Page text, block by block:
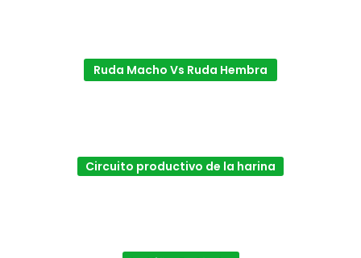
Ruda Macho Vs Ruda Hembra
Circuito productivo de la harina